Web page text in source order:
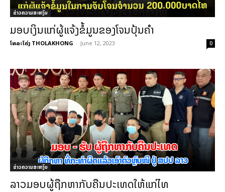
ຂ່າວຄວາມສະຫງົບ
ມອບເງິນແກ່ຜູ້ແຈ້ງຂໍ້ມູນຂອງໂຈນປຸ້ນຄຳ
ໂທລະໂຄ່ງ THOLAKHONG - June 12, 2023 0
ຂ່າວຄວາມສະຫງົບ
ລາວມອບຜູ້ຖືກຫາກັບຄືນປະເທດໃຫ້ແກ່ໄທ